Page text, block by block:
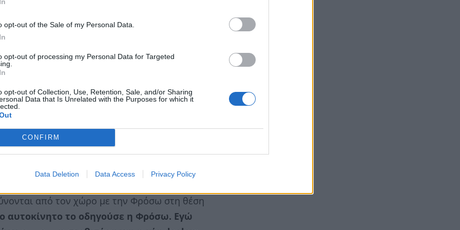
opt-out of the Sale of my Personal Data.
opt-out of processing my Personal Data for Targeted
opt-out of Collection, Use, Retention, Sale, and/or Sharing
Data that Is Unrelated with the Purposes for which it
CONFIRM
Data Deletion Data Access Privacy Policy
και δύο σαμπάνιες. Το παιχνίδι
με τον dealer που κατέθεσε, το ουίσκι
ήταν εμφανώς καταβεβλημένος και
και αποκοιμήθηκε στον καναπέ. Παρά την
και να του προσφέρουν εσπρέσο,
από τη λέσχη. Ο Χριστόφορος
δεν ήταν σε θέση να πάρει το
ο τραγουδιστής σκοντάφτει πάνω σε
βοήθεια για να καθίσει στη θέση του
ενώ η Μίνα κάθισε στο πίσω κάθισμα
από τον χώρο με την Φρόσω στη θέση
αυτοκίνητο το οδηγούσε η Φρόσω. Εγώ